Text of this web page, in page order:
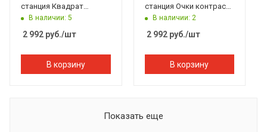
станция Квадрат
канадский кедр, TH-11R,
212F, Банный Эксперт
В наличии: 5
2 992 руб./шт
В корзину
станция Очки контраст
овал, липа, TH-20-С,
212F, Банный Эксперт
В наличии: 2
2 992руб./шт
В корзину
Показать еще